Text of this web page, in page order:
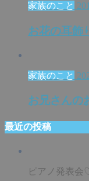
家族のこと
お花の耳飾
家族のこと
お兄さんの
最近の投稿
ピアノ発表会